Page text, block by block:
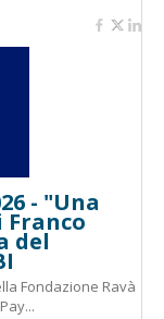
- "Una
del
Fondazione Ravà